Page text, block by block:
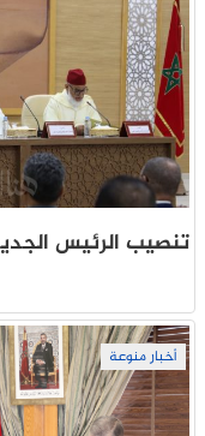
تنصيب الرئيس
أخبار منوعة